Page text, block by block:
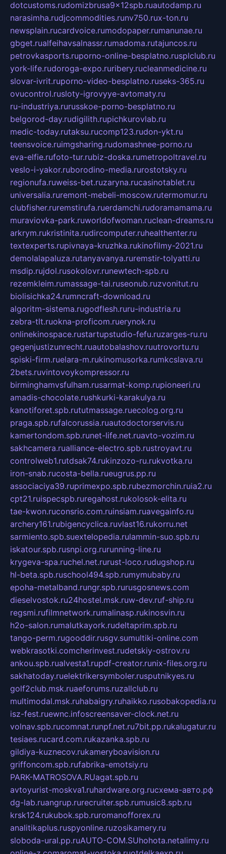
dotcustoms.rudomizbrusa9x12spb.ruautodamp.ru
narasimha.rudjcommodities.runv750.rux-ton.ru
newsplain.rucardvoice.rumodopaper.rumanunae.ru
gbget.rualfeihavsalnassr.rumadoma.rutajuncos.ru
petrovkasports.ruporno-online-besplatno.rusplclub.ru
york-life.rudoroga-expo.ruribery.rucleanmedicine.ru
slovar-ivrit.ruporno-video-besplatno.ruseks-365.ru
ovucontrol.rusloty-igrovyye-avtomaty.ru
ru-industriya.rurusskoe-porno-besplatno.ru
belgorod-day.rudigilith.rupichkurovlab.ru
medic-today.rutaksu.rucomp123.rudon-ykt.ru
teensvoice.ruimgsharing.rudomashnee-porno.ru
eva-elfie.rufoto-tur.rubiz-doska.rumetropoltravel.ru
veslo-i-yakor.ruborodino-media.rurostotsky.ru
regionufa.ruweiss-bet.ruzaryna.rucasinotablet.ru
universalia.ruremont-mebeli-moscow.rutermomur.ru
clubfisher.ruremstirufa.ruerdamchi.rudoramamama.ru
muraviovka-park.ruworldofwoman.ruclean-dreams.ru
arkrym.rukristinita.rudircomputer.ruhealthenter.ru
textexperts.rupivnaya-kruzhka.rukinofilmy-2021.ru
demolalapaluza.rutanyavanya.ruremstir-tolyatti.ru
msdip.rujdol.rusokolovr.runewtech-spb.ru
rezemkleim.rumassage-tai.ruseonub.ruzvonitut.ru
biolisichka24.rumncraft-download.ru
algoritm-sistema.rugodflesh.ruru-industria.ru
zebra-tlt.ruokna-proficom.ruerynok.ru
onlinekinospace.rustartupstudio-fefu.ruzarges-ru.ru
gegenjustizunrecht.ruautobalashov.ruutrovortu.ru
spiski-firm.ruelara-m.rukinomusorka.rumkcslava.ru
2bets.ruvintovoykompressor.ru
birminghamvsfulham.rusarmat-komp.rupioneeri.ru
amadis-chocolate.rushkurki-karakulya.ru
kanotiforet.spb.rututmassage.ruecolog.org.ru
praga.spb.rufalcorussia.ruautodoctorservis.ru
kamertondom.spb.runet-life.net.ruavto-vozim.ru
sakhcamera.rualliance-electro.spb.rustroyavt.ru
controlweb1.rutdsak74.rukinzozo-ru.rukvotka.ru
iron-snab.rucosta-bella.rueugrus.pp.ru
associaciya39.ruprimexpo.spb.rubezmorchin.ruia2.ru
cpt21.ruispecspb.ruregahost.rukolosok-elita.ru
tae-kwon.ruconsrio.com.ruinsiam.ruavegainfo.ru
archery161.rubigencyclica.ruvlast16.rukorru.net
sarmiento.spb.suextelopedia.rulammin-suo.spb.ru
iskatour.spb.rusnpi.org.rurunning-line.ru
krygeva-spa.ruchel.net.rurust-loco.rudugshop.ru
hl-beta.spb.ruschool494.spb.rumymubaby.ru
epoha-metalband.rungr.spb.rurusgosnews.com
dieselvostok.ru24hostel.msk.ruw-dev.ruf-ship.ru
regsmi.rufilmnetwork.rumalinasp.rukinosvin.ru
h2o-salon.rumalutkayork.rudeltaprim.spb.ru
tango-perm.rugooddir.rusgv.sumultiki-online.com
webkrasotki.comcherinvest.rudetskiy-ostrov.ru
ankou.spb.rualvesta1.rupdf-creator.runix-files.org.ru
sakhatoday.ruelektrikersymboler.rusputnikyes.ru
golf2club.msk.ruaeforums.ruzallclub.ru
multimodal.msk.ruhabaigry.ruhaikko.rusobakopedia.ru
isz-fest.ruewnc.infoscreensaver-clock.net.ru
volnav.spb.rucomnat.runpf.net.ru7bit.pp.rukalugatur.ru
tesiaes.rucard.com.rukazanka.spb.ru
gildiya-kuznecov.rukameryboavision.ru
griffoncom.spb.rufabrika-emotsiy.ru
PARK-MATROSOVA.RUagat.spb.ru
avtoyurist-moskva1.ruhardware.org.ruсхема-авто.рф
dg-lab.ruangrup.rurecruiter.spb.rumusic8.spb.ru
krsk124.rukubok.spb.ruromanofforex.ru
analitikaplus.ruspyonline.ruzosikamery.ru
sloboda-ural.pp.ruAUTO-COM.SUhohota.netalimy.ru